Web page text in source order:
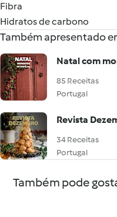
Fibra
Hidratos de carbono
Também apresentado
Natal com
85 Receitas
Portugal
Revista
34 Receitas
Portugal
Também pode